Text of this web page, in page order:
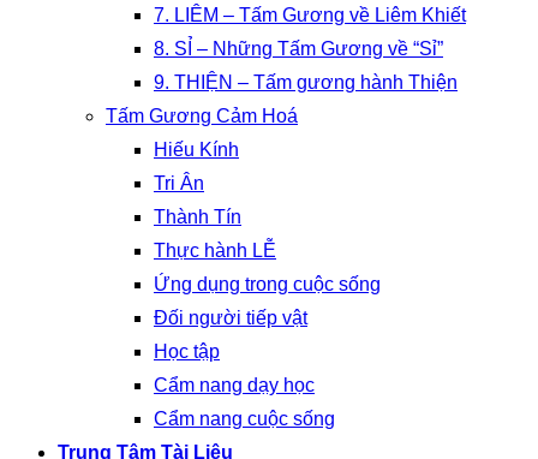
7. LIÊM – Tấm Gương về Liêm Khiết
8. SỈ – Những Tấm Gương về “Sỉ”
9. THIỆN – Tấm gương hành Thiện
Tấm Gương Cảm Hoá
Hiếu Kính
Tri Ân
Thành Tín
Thực hành LỄ
Ứng dụng trong cuộc sống
Đối người tiếp vật
Học tập
Cẩm nang dạy học
Cẩm nang cuộc sống
Trung Tâm Tài Liệu